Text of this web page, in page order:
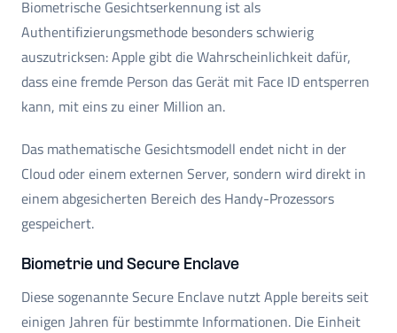
Biometrische Gesichtserkennung ist als
Authentifizierungsmethode besonders schwierig
auszutricksen: Apple gibt die Wahrscheinlichkeit dafür,
dass eine fremde Person das Gerät mit Face ID entsperren
kann, mit eins zu einer Million an.
Das mathematische Gesichtsmodell endet nicht in der
Cloud oder einem externen Server, sondern wird direkt in
einem abgesicherten Bereich des Handy-Prozessors
gespeichert.
Biometrie und Secure Enclave
Diese sogenannte Secure Enclave nutzt Apple bereits seit
einigen Jahren für bestimmte Informationen. Die Einheit